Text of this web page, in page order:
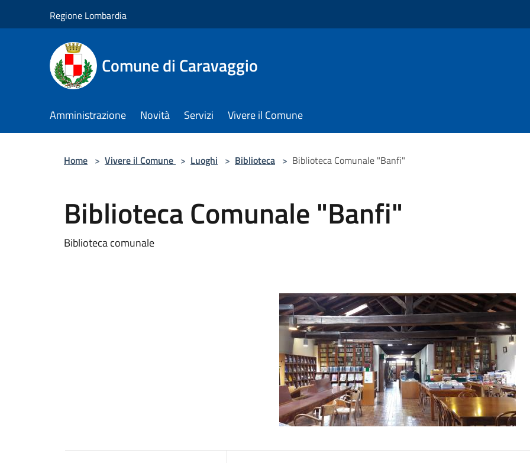
Regione Lombardia
Comune di Caravaggio
Amministrazione Novità Servizi Vivere il Comune
Home > Vivere il Comune > Luoghi > Biblioteca > Biblioteca Comunale "Banfi"
Biblioteca Comunale "Banfi"
Biblioteca comunale